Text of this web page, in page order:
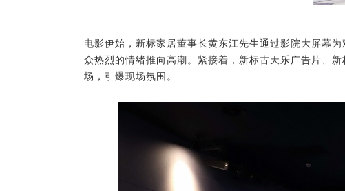
电影伊始，新标家居董事长黄东江先生通过影院大屏幕
众热烈的情绪推向高潮。 紧接着， 新标古天乐广告片、
场，引爆现场氛围。